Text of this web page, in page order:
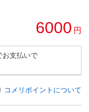
6000 円
お支払いで
コメリポイントについて